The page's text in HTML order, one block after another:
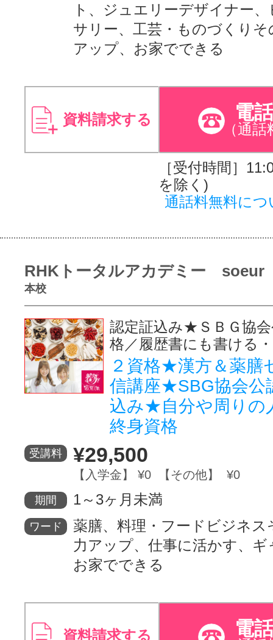
ト、ジュエリーデザイナー
サリー、工芸・ものづくりそ
アップ、お家でできる
資料請求する 電
（通話
［受付時間］
を除く)
通話料無料につ
RHKトータルアカデミー soeur
本校
認定証込み★ＳＢＧ協
格／履歴書にも書ける
２資格★漢方＆薬膳
信講座★SBG協会
込み★自分や周りの
終身資格
受講料 ¥29,500
【入学金】 ¥0 【その他】 ¥0
期間 1～3ヶ月未満
ワード
薬膳、料理・フードビジネス
力アップ、仕事に活かす、ギ
お家でできる
資料請求する 電